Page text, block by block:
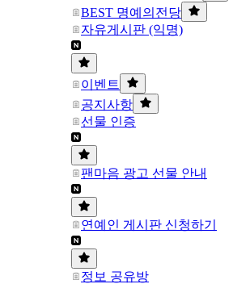
BEST 명예의전당
자유게시판 (익명)
이벤트
공지사항
선물 인증
팬마음 광고 선물 안내
연예인 게시판 신청하기
정보 공유방